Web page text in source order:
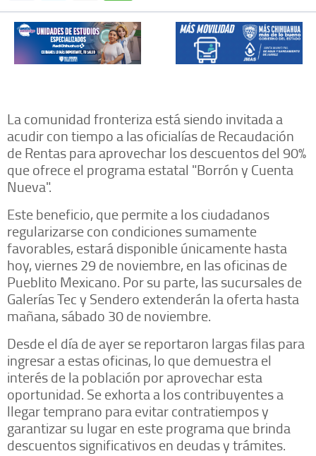
La comunidad fronteriza está siendo invitada a
acudir con tiempo a las oficialías de Recaudación
de Rentas para aprovechar los descuentos del 90%
que ofrece el programa estatal "Borrón y Cuenta
Nueva".
Este beneficio, que permite a los ciudadanos
regularizarse con condiciones sumamente
favorables, estará disponible únicamente hasta
hoy, viernes 29 de noviembre, en las oficinas de
Pueblito Mexicano. Por su parte, las sucursales de
Galerías Tec y Sendero extenderán la oferta hasta
mañana, sábado 30 de noviembre.
Desde el día de ayer se reportaron largas filas para
ingresar a estas oficinas, lo que demuestra el
interés de la población por aprovechar esta
oportunidad. Se exhorta a los contribuyentes a
llegar temprano para evitar contratiempos y
garantizar su lugar en este programa que brinda
descuentos significativos en deudas y trámites.